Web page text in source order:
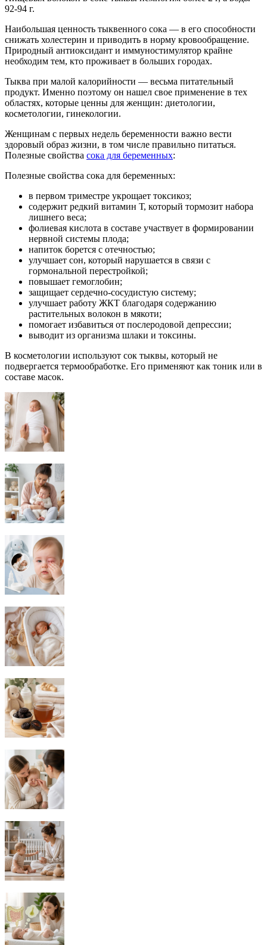
92-94 г.
Наибольшая ценность тыквенного сока — в его способности
снижать холестерин и приводить в норму кровообращение.
Природный антиоксидант и иммуностимулятор крайне
необходим тем, кто проживает в больших городах.
Тыква при малой калорийности — весьма питательный
продукт. Именно поэтому он нашел свое применение в тех
областях, которые ценны для женщин: диетологии,
косметологии, гинекологии.
Женщинам с первых недель беременности важно вести
здоровый образ жизни, в том числе правильно питаться.
Полезные свойства сока для беременных:
Полезные свойства сока для беременных:
в первом триместре укрощает токсикоз;
содержит редкий витамин Т, который тормозит набора
лишнего веса;
фолиевая кислота в составе участвует в формировании
нервной системы плода;
напиток борется с отечностью;
улучшает сон, который нарушается в связи с
гормональной перестройкой;
повышает гемоглобин;
защищает сердечно-сосудистую систему;
улучшает работу ЖКТ благодаря содержанию
растительных волокон в мякоти;
помогает избавиться от послеродовой депрессии;
выводит из организма шлаки и токсины.
В косметологии используют сок тыквы, который не
подвергается термообработке. Его применяют как тоник или в
составе масок.